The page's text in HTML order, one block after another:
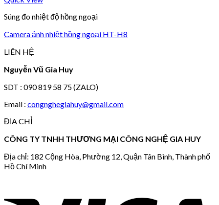
Súng đo nhiệt độ hồng ngoại
Camera ảnh nhiệt hồng ngoại HT-H8
LIÊN HỆ
Nguyễn Vũ Gia Huy
SDT : 090 819 58 75 (ZALO)
Email : congnghegiahuy@gmail.com
ĐỊA CHỈ
CÔNG TY TNHH THƯƠNG MẠI CÔNG NGHỆ GIA HUY
Địa chỉ: 182 Cộng Hòa, Phường 12, Quận Tân Bình, Thành phố
Hồ Chí Minh